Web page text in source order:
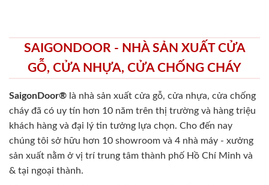
SAIGONDOOR - NHÀ SẢN XUẤT CỬA
GỖ, CỬA NHỰA, CỬA CHỐNG CHÁY
SaigonDoor® là nhà sản xuất cửa gỗ, cửa nhựa, cửa chống
cháy đã có uy tín hơn 10 năm trên thị trường và hàng triệu
khách hàng và đại lý tin tưởng lựa chọn. Cho đến nay
chúng tôi sở hữu hơn 10 showroom và 4 nhà máy - xưởng
sản xuất nằm ở vị trí trung tâm thành phố Hồ Chí Minh và
& tại ngoại thành.